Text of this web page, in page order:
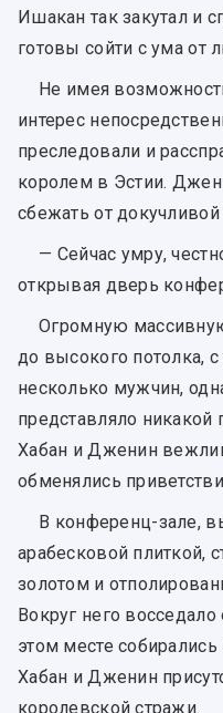
Ишакан так закутал и
готовы сойти с ума от
Не имея
интерес
преследовали и
королем в Эстии.
сбежать от
— Сейчас умру,
открывая дверь
Огромную
до высокого потолка,
несколько мужчин,
представляло
Хабан и Дженин
обменялись
В конференц-зале,
арабесковой плиткой,
золотом и
Вокруг него
этом месте
Хабан и Дженин
королевской стражи.